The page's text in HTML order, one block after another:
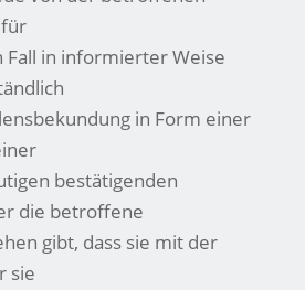
in informierter Weise
in Form einer
bestätigenden
die betroffene
gibt, dass sie mit der
sie